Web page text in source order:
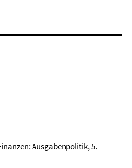
Ausgabenpolitik, 5.